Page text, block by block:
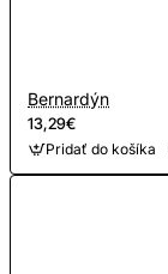
Bernardýn
13,29€
Pridať do košíka